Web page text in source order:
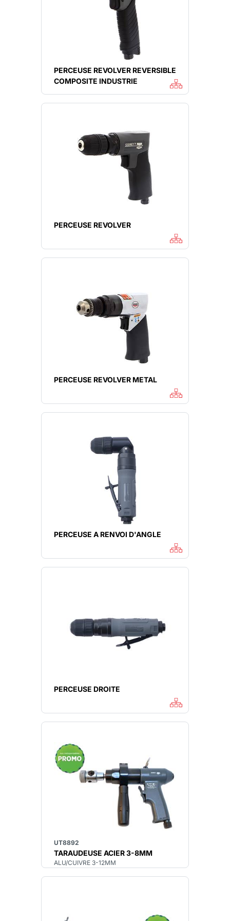
PERCEUSE REVOLVER REVERSIBLE
COMPOSITE INDUSTRIE
PERCEUSE REVOLVER
PERCEUSE REVOLVER METAL
PERCEUSE A RENVOI D'ANGLE
PERCEUSE DROITE
UT8892
TARAUDEUSE ACIER 3-8MM
ALU/CUIVRE 3-12MM